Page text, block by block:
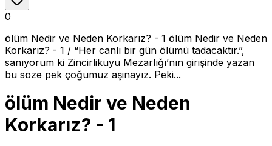
0
ölüm Nedir ve Neden Korkarız? - 1 ölüm Nedir ve Neden
Korkarız? - 1 / “Her canlı bir gün ölümü tadacaktır.”,
sanıyorum ki Zincirlikuyu Mezarlığı’nın girişinde yazan
bu söze pek çoğumuz aşinayız. Peki...
ölüm Nedir ve Neden
Korkarız? - 1